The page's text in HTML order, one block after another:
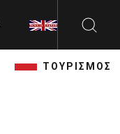
ΤΟΥΡΙΣΜΟΣ